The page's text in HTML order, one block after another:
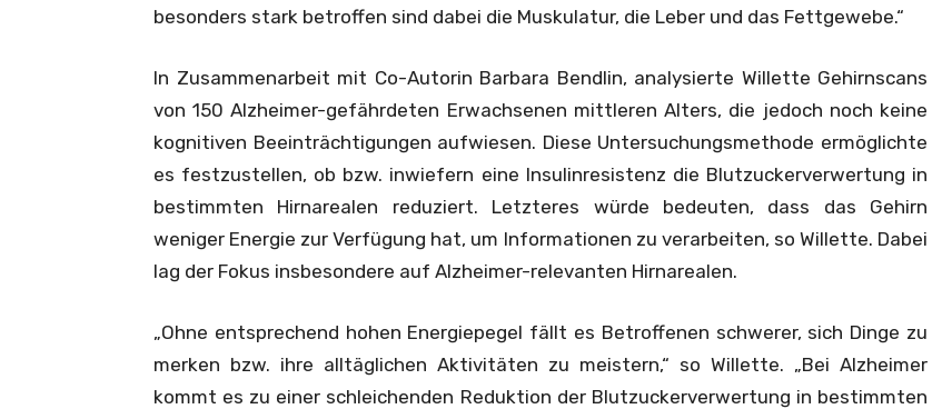
besonders stark betroffen sind dabei die Muskulatur, die Leber und das Fettgewebe.“
In Zusammenarbeit mit Co-Autorin Barbara Bendlin, analysierte Willette Gehirnscans
von 150 Alzheimer-gefährdeten Erwachsenen mittleren Alters, die jedoch noch keine
kognitiven Beeinträchtigungen aufwiesen. Diese Untersuchungsmethode ermöglichte
es festzustellen, ob bzw. inwiefern eine Insulinresistenz die Blutzuckerverwertung in
bestimmten Hirnarealen reduziert. Letzteres würde bedeuten, dass das Gehirn
weniger Energie zur Verfügung hat, um Informationen zu verarbeiten, so Willette. Dabei
lag der Fokus insbesondere auf Alzheimer-relevanten Hirnarealen.
„Ohne entsprechend hohen Energiepegel fällt es Betroffenen schwerer, sich Dinge zu
merken bzw. ihre alltäglichen Aktivitäten zu meistern,“ so Willette. „Bei Alzheimer
kommt es zu einer schleichenden Reduktion der Blutzuckerverwertung in bestimmten